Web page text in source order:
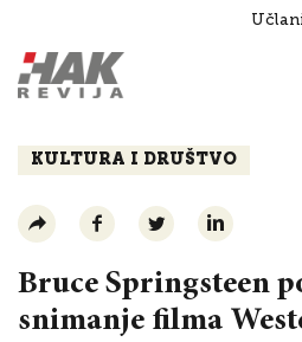
Razgovori
KULTURA I DRUŠTVO
Bruce Springsteen
snimanje filma